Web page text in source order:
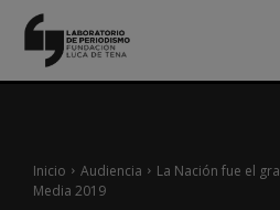
Inicio Audiencia
La Nación fue el
Media 2019